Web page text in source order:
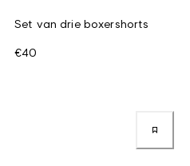
Set van drie boxershorts
€40